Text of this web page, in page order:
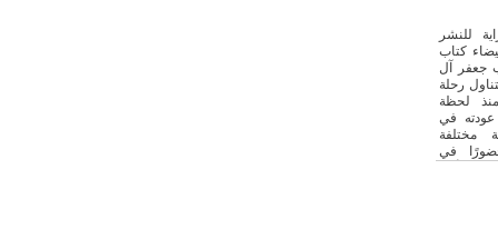
للنشر
كتاب
جعفر آل
رحلة
لحظة
في
مختلفة
في
حدود
غياب